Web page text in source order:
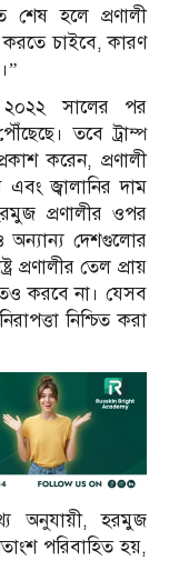
হলে প্রণালী
করতে চাইবে, কারণ
২০২২ সালের পর
তবে ট্রাম্প
করেন, প্রণালী
জ্বালানির দাম
প্রণালীর ওপর
অন্যান্য দেশগুলোর
প্রণালীর তেল প্রায়
করবে না। যেসব
নিশ্চিত করা
অনুযায়ী, হরমুজ
পরিবাহিত হয়,